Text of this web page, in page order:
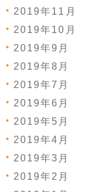
2019年11月
2019年10月
2019年9月
2019年8月
2019年7月
2019年6月
2019年5月
2019年4月
2019年3月
2019年2月